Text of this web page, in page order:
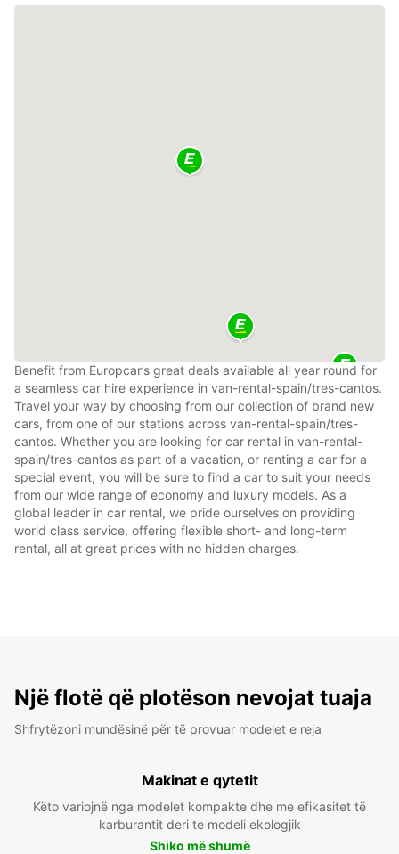
Benefit from Europcar’s great deals available all year round for
a seamless car hire experience in van-rental-spain/tres-cantos.
Travel your way by choosing from our collection of brand new
cars, from one of our stations across van-rental-spain/tres-
cantos. Whether you are looking for car rental in van-rental-
spain/tres-cantos as part of a vacation, or renting a car for a
special event, you will be sure to find a car to suit your needs
from our wide range of economy and luxury models. As a
global leader in car rental, we pride ourselves on providing
world class service, offering flexible short- and long-term
rental, all at great prices with no hidden charges.
Një flotë që plotëson nevojat tuaja
Shfrytëzoni mundësinë për të provuar modelet e reja
Makinat e qytetit
Këto variojnë nga modelet kompakte dhe me efikasitet të
karburantit deri te modeli ekologjik
Shiko më shumë